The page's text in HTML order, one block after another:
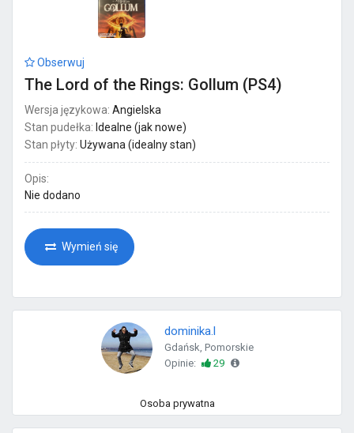
Obserwuj
The Lord of the Rings: Gollum (PS4)
Wersja językowa: Angielska
Stan pudełka: Idealne (jak nowe)
Stan płyty: Używana (idealny stan)
Opis:
Nie dodano
Wymień się
dominika.l
Gdańsk, Pomorskie
Opinie:
29
Osoba prywatna